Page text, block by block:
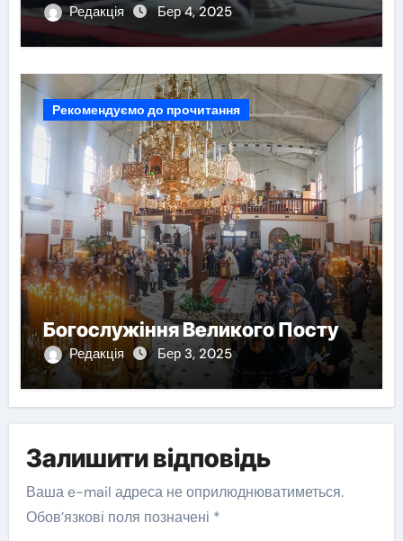
Редакція Бер 4, 2025
Рекомендуємо до прочитання
Богослужіння Великого Посту
Редакція Бер 3, 2025
Залишити відповідь
Ваша e-mail адреса не оприлюднюватиметься.
Обов’язкові поля позначені *